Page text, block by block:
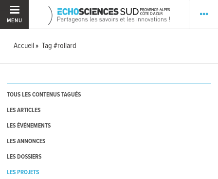
MENU
Accueil Tag #rollard
TOUS LES CONTENUS TAGUÉS
LES ARTICLES
LES ÉVÉNEMENTS
LES ANNONCES
LES DOSSIERS
LES PROJETS